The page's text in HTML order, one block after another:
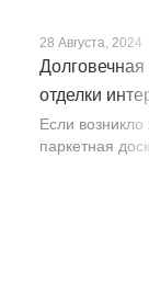
28 Августа, 2024
Долговечная
отделки
Если
паркетная